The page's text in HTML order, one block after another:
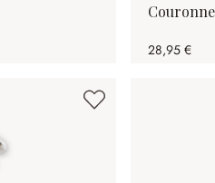
28,95 €